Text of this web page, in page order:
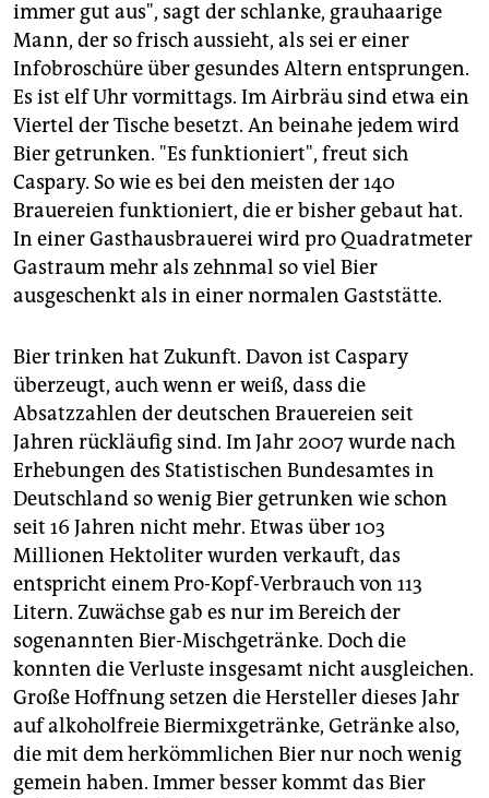
immer gut aus", sagt der schlanke, grauhaarige
Mann, der so frisch aussieht, als sei er einer
Infobroschüre über gesundes Altern entsprungen.
Es ist elf Uhr vormittags. Im Airbräu sind etwa ein
Viertel der Tische besetzt. An beinahe jedem wird
Bier getrunken. "Es funktioniert", freut sich
Caspary. So wie es bei den meisten der 140
Brauereien funktioniert, die er bisher gebaut hat.
In einer Gasthausbrauerei wird pro Quadratmeter
Gastraum mehr als zehnmal so viel Bier
ausgeschenkt als in einer normalen Gaststätte.
Bier trinken hat Zukunft. Davon ist Caspary
überzeugt, auch wenn er weiß, dass die
Absatzzahlen der deutschen Brauereien seit
Jahren rückläufig sind. Im Jahr 2007 wurde nach
Erhebungen des Statistischen Bundesamtes in
Deutschland so wenig Bier getrunken wie schon
seit 16 Jahren nicht mehr. Etwas über 103
Millionen Hektoliter wurden verkauft, das
entspricht einem Pro-Kopf-Verbrauch von 113
Litern. Zuwächse gab es nur im Bereich der
sogenannten Bier-Mischgetränke. Doch die
konnten die Verluste insgesamt nicht ausgleichen.
Große Hoffnung setzen die Hersteller dieses Jahr
auf alkoholfreie Biermixgetränke, Getränke also,
die mit dem herkömmlichen Bier nur noch wenig
gemein haben. Immer besser kommt das Bier